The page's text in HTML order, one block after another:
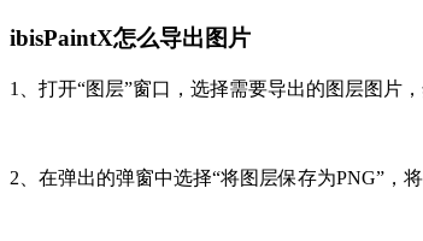
ibisPaintX怎么导出图片
1、打开“图层”窗口，选择需要导出的图层图片
2、在弹出的弹窗中选择“将图层保存为PNG”，